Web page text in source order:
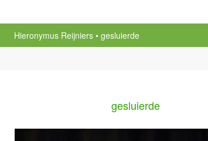
Hieronymus Reijniers
gesluierde
gesluierde